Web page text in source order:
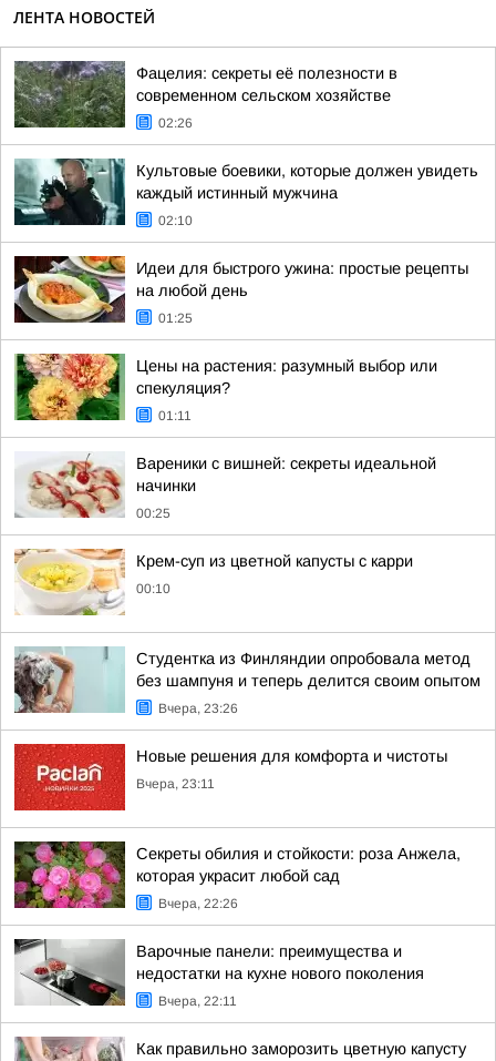
ЛЕНТА НОВОСТЕЙ
Фацелия: секреты её полезности в
современном сельском хозяйстве
02:26
Культовые боевики, которые должен увидеть
каждый истинный мужчина
02:10
Идеи для быстрого ужина: простые рецепты
на любой день
01:25
Цены на растения: разумный выбор или
спекуляция?
01:11
Вареники с вишней: секреты идеальной
начинки
00:25
Крем-суп из цветной капусты с карри
00:10
Студентка из Финляндии опробовала метод
без шампуня и теперь делится своим опытом
Вчера, 23:26
Новые решения для комфорта и чистоты
Вчера, 23:11
Секреты обилия и стойкости: роза Анжела,
которая украсит любой сад
Вчера, 22:26
Варочные панели: преимущества и
недостатки на кухне нового поколения
Вчера, 22:11
Как правильно заморозить цветную капусту